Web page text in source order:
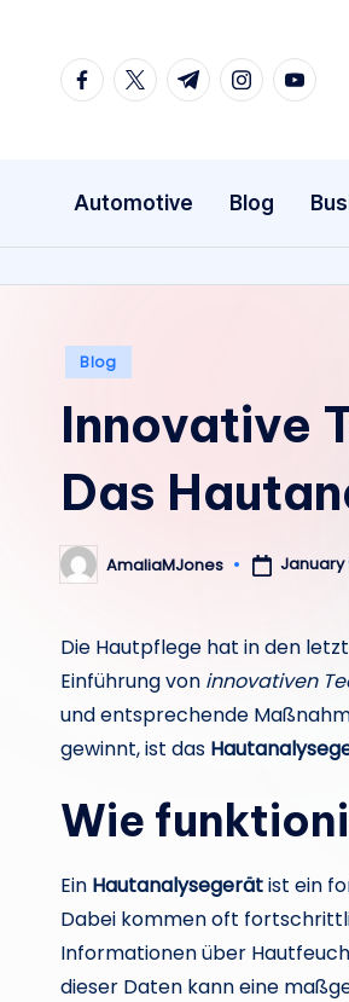
facebook.com
twitter.com
t.me
Automotive Blog
Posted
Blog
Innovative
Das
Posted
by
AmaliaMJones January
Die Hautpflege hat in den
Einführung von innovativen
und entsprechende
gewinnt, ist das
Wie
Ein Hautanalysegerätist ein
Dabei kommen oft
Informationen über
dieser Daten kann eine